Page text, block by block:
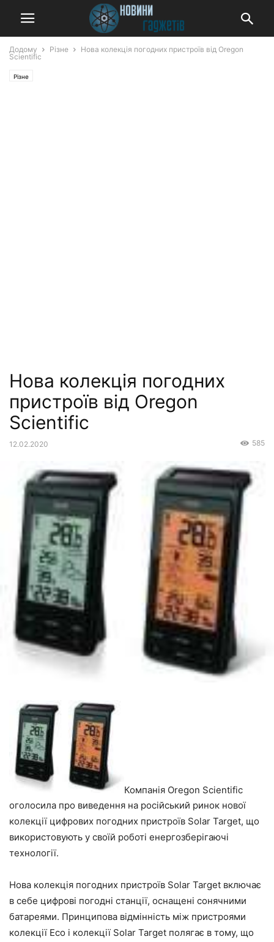
Додому Різне
Нова колекція погодних пристроїв від Oregon
Scientific
Різне
Нова колекція погодних
пристроїв від Oregon
Scientific
12.02.2020 585
Компанія Oregon Scientific
оголосила про виведення на російський ринок нової
колекції цифрових погодних пристроїв Solar Target, що
використовують у своїй роботі енергозберігаючі
технології.
Нова колекція погодних пристроїв Solar Target включає
в себе цифрові погодні станції, оснащені сонячними
батареями. Принципова відмінність між пристроями
колекції Eco і колекції Solar Target полягає в тому, що